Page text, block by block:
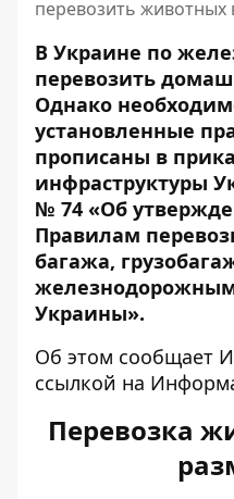
перевозить животных
В Украине по
перевозить
Однако
установленные
прописаны в
инфраструктуры
№ 74 «Об
Правилам
багажа,
Украины».
Об этом сообщает
ссылкой на
Перевозка